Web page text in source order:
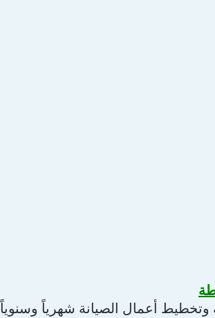
وتخطيط أعمال الصيانة شهرياً